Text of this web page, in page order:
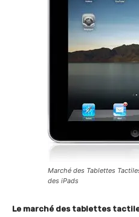
Marché des Tablettes
des iPads
Le marché des tablettes